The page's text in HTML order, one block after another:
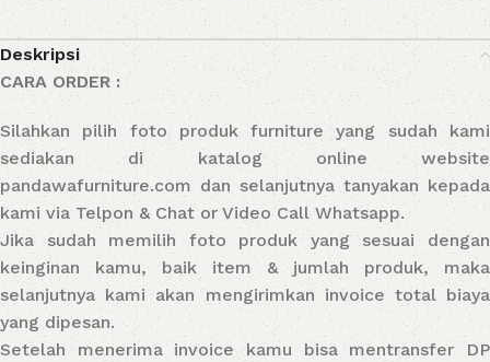
Deskripsi
CARA ORDER :
Silahkan pilih foto produk furniture yang sudah kami
sediakan di katalog online website
pandawafurniture.com dan selanjutnya tanyakan kepada
kami via Telpon & Chat or Video Call Whatsapp.
Jika sudah memilih foto produk yang sesuai dengan
keinginan kamu, baik item & jumlah produk, maka
selanjutnya kami akan mengirimkan invoice total biaya
yang dipesan.
Setelah menerima invoice kamu bisa mentransfer DP